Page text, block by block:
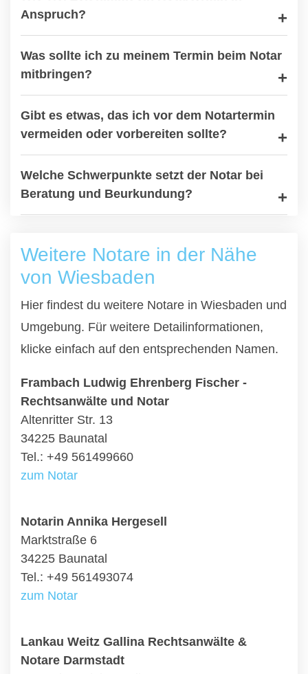
Anspruch?
Was sollte ich zu meinem Termin beim Notar
mitbringen?
Gibt es etwas, das ich vor dem Notartermin
vermeiden oder vorbereiten sollte?
Welche Schwerpunkte setzt der Notar bei
Beratung und Beurkundung?
Weitere Notare in der Nähe
von Wiesbaden
Hier findest du weitere Notare in Wiesbaden und
Umgebung. Für weitere Detailinformationen,
klicke einfach auf den entsprechenden Namen.
Frambach Ludwig Ehrenberg Fischer -
Rechtsanwälte und Notar
Altenritter Str. 13
34225 Baunatal
Tel.: +49 561499660
zum Notar
Notarin Annika Hergesell
Marktstraße 6
34225 Baunatal
Tel.: +49 561493074
zum Notar
Lankau Weitz Gallina Rechtsanwälte &
Notare Darmstadt